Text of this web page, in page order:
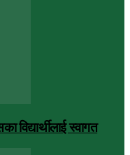
विद्यार्थीलाई स्वागत